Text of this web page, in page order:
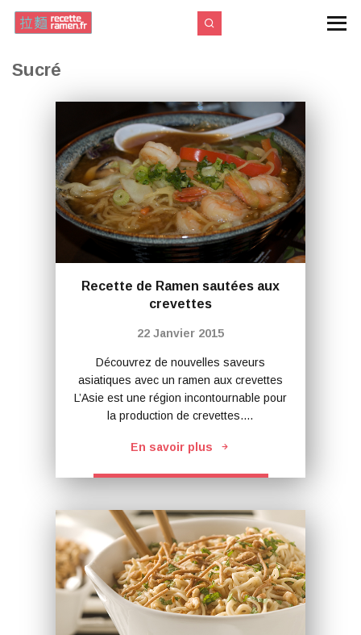
Sucré
Recette de Ramen sautées aux
crevettes
22 Janvier 2015
Découvrez de nouvelles saveurs
asiatiques avec un ramen aux crevettes
L’Asie est une région incontournable pour
la production de crevettes.…
En savoir plus